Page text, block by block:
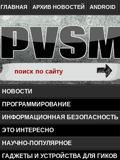
ГЛАВНАЯ АРХИВ НОВОСТЕЙ ANDROID
НОВОСТИ
ПРОГРАММИРОВАНИЕ
ИНФОРМАЦИОННАЯ БЕЗОПАСНОСТЬ
ЭТО ИНТЕРЕСНО
НАУЧНО-ПОПУЛЯРНОЕ
ГАДЖЕТЫ И УСТРОЙСТВА ДЛЯ ГИКОВ